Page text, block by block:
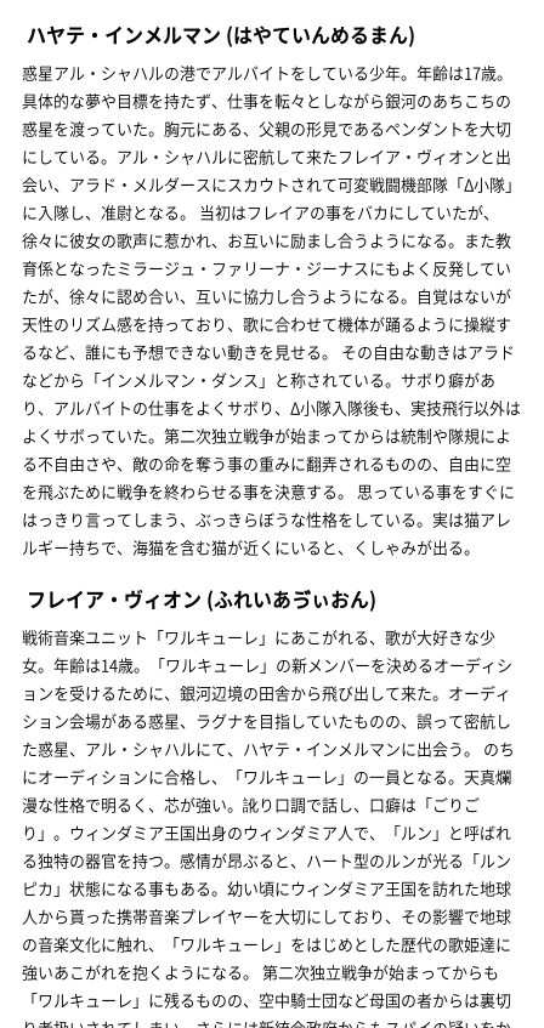
ハヤテ・インメルマン (はやていんめるまん)
惑星アル・シャハルの港でアルバイトをしている少年。年齢は17歳。
具体的な夢や目標を持たず、仕事を転々としながら銀河のあちこちの
惑星を渡っていた。胸元にある、父親の形見であるペンダントを大切
にしている。アル・シャハルに密航して来たフレイア・ヴィオンと出
会い、アラド・メルダースにスカウトされて可変戦闘機部隊「Δ小隊」
に入隊し、准尉となる。 当初はフレイアの事をバカにしていたが、
徐々に彼女の歌声に惹かれ、お互いに励まし合うようになる。また教
育係となったミラージュ・ファリーナ・ジーナスにもよく反発してい
たが、徐々に認め合い、互いに協力し合うようになる。自覚はないが
天性のリズム感を持っており、歌に合わせて機体が踊るように操縦す
るなど、誰にも予想できない動きを見せる。 その自由な動きはアラド
などから「インメルマン・ダンス」と称されている。サボり癖があ
り、アルバイトの仕事をよくサボり、Δ小隊入隊後も、実技飛行以外は
よくサボっていた。第二次独立戦争が始まってからは統制や隊規によ
る不自由さや、敵の命を奪う事の重みに翻弄されるものの、自由に空
を飛ぶために戦争を終わらせる事を決意する。 思っている事をすぐに
はっきり言ってしまう、ぶっきらぼうな性格をしている。実は猫アレ
ルギー持ちで、海猫を含む猫が近くにいると、くしゃみが出る。
フレイア・ヴィオン (ふれいあゔぃおん)
戦術音楽ユニット「ワルキューレ」にあこがれる、歌が大好きな少
女。年齢は14歳。「ワルキューレ」の新メンバーを決めるオーディシ
ョンを受けるために、銀河辺境の田舎から飛び出して来た。オーディ
ション会場がある惑星、ラグナを目指していたものの、誤って密航し
た惑星、アル・シャハルにて、ハヤテ・インメルマンに出会う。 のち
にオーディションに合格し、「ワルキューレ」の一員となる。天真爛
漫な性格で明るく、芯が強い。訛り口調で話し、口癖は「ごりご
り」。ウィンダミア王国出身のウィンダミア人で、「ルン」と呼ばれ
る独特の器官を持つ。感情が昂ぶると、ハート型のルンが光る「ルン
ピカ」状態になる事もある。幼い頃にウィンダミア王国を訪れた地球
人から貰った携帯音楽プレイヤーを大切にしており、その影響で地球
の音楽文化に触れ、「ワルキューレ」をはじめとした歴代の歌姫達に
強いあこがれを抱くようになる。 第二次独立戦争が始まってからも
「ワルキューレ」に残るものの、空中騎士団など母国の者からは裏切